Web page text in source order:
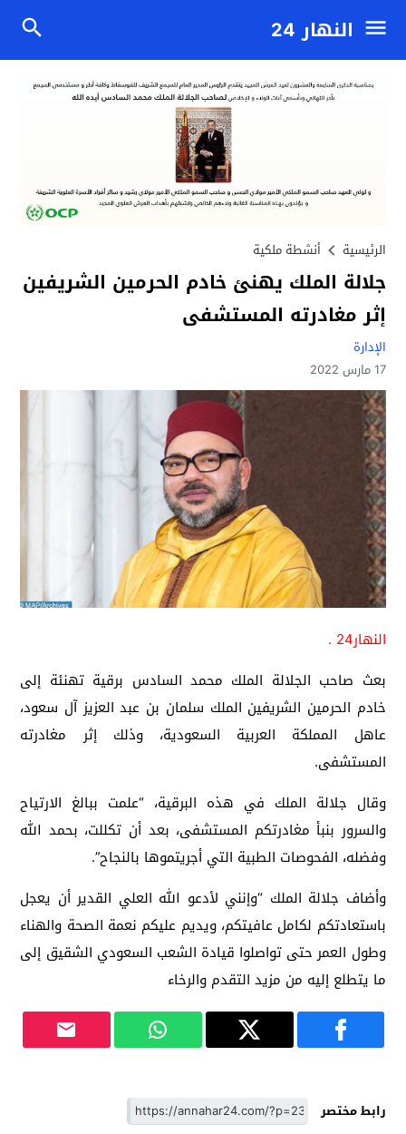
النهار 24
الرئيسية أنشطة ملكية
جلالة الملك يهنئ خادم الحرمين الشريفين
إثر مغادرته المستشفى
الإدارة
17 مارس 2022
النهار24 .
بعث صاحب الجلالة الملك محمد السادس برقية تهنئة إلى
خادم الحرمين الشريفين الملك سلمان بن عبد العزيز آل سعود،
عاهل المملكة العربية السعودية، وذلك إثر مغادرته
المستشفى.
وقال جلالة الملك في هذه البرقية، “علمت ببالغ الارتياح
والسرور بنبأ مغادرتكم المستشفى، بعد أن تكللت، بحمد الله
وفضله، الفحوصات الطبية التي أجريتموها بالنجاح”.
وأضاف جلالة الملك “وإنني لأدعو الله العلي القدير أن يعجل
باستعادتكم لكامل عافيتكم، ويديم عليكم نعمة الصحة والهناء
وطول العمر حتى تواصلوا قيادة الشعب السعودي الشقيق إلى
ما يتطلع إليه من مزيد التقدم والرخاء
رابط مختصر